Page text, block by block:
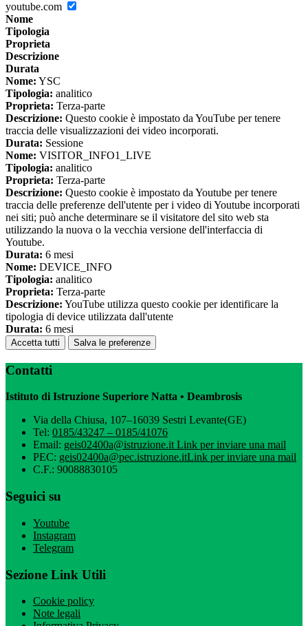
youtube.com
Nome
Tipologia
Proprieta
Descrizione
Durata
Nome: YSC
Tipologia: analitico
Proprieta: Terza-parte
Descrizione: Questo cookie è impostato da YouTube per tenere
traccia delle visualizzazioni dei video incorporati.
Durata: Sessione
Nome: VISITOR_INFO1_LIVE
Tipologia: analitico
Proprieta: Terza-parte
Descrizione: Questo cookie è impostato da Youtube per tenere
traccia delle preferenze dell'utente per i video di Youtube incorporati
nei siti; può anche determinare se il visitatore del sito web sta
utilizzando la nuova o la vecchia versione dell'interfaccia di
Youtube.
Durata: 6 mesi
Nome: DEVICE_INFO
Tipologia: analitico
Proprieta: Terza-parte
Descrizione: YouTube utilizza questo cookie per identificare la
tipologia di device utilizzata dall'utente
Durata: 6 mesi
Accetta tutti Salva le preferenze
Contatti
Istituto di Istruzione Superiore Natta • Deambrosis
Via della Chiusa, 107–16039 Sestri Levante(GE)
Tel: 0185/43247 – 0185/41076
Email: geis02400a@istruzione.itLink per inviare una mail
PEC: geis02400a@pec.istruzione.itLink per inviare una mail
C.F.: 90088830105
Seguici su
Youtube
Instagram
Telegram
Sezione Link Utili
Cookie policy
Note legali